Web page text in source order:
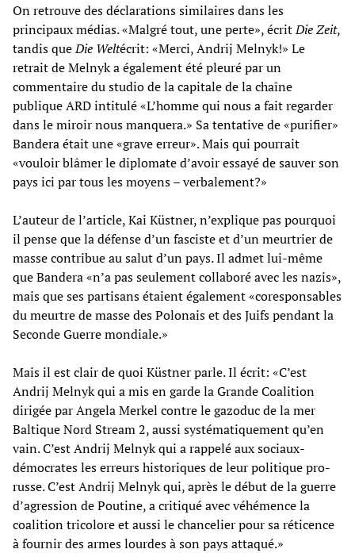
On retrouve des déclarations similaires dans les
principaux médias. «Malgré tout, une perte», écritDie Zeit,
tandis queDie Weltécrit: «Merci, Andrij Melnyk!» Le
retrait de Melnyk a également été pleuré par un
commentaire du studio de la capitale de la chaîne
publique ARD intitulé «L’homme qui nous a fait regarder
dans le miroir nous manquera.» Sa tentative de «purifier»
Bandera était une «grave erreur». Mais qui pourrait
«vouloir blâmer le diplomate d’avoir essayé de sauver son
pays ici par tous les moyens – verbalement?»
L’auteur de l’article, Kai Küstner, n’explique pas pourquoi
il pense que la défense d’un fasciste et d’un meurtrier de
masse contribue au salut d’un pays. Il admet lui-même
que Bandera «n’a pas seulement collaboré avec les nazis»,
mais que ses partisans étaient également «coresponsables
du meurtre de masse des Polonais et des Juifs pendant la
Seconde Guerre mondiale.»
Mais il est clair de quoi Küstner parle. Il écrit: «C’est
Andrij Melnyk qui a mis en garde la Grande Coalition
dirigée par Angela Merkel contre le gazoduc de la mer
Baltique Nord Stream 2, aussi systématiquement qu’en
vain. C’est Andrij Melnyk qui a rappelé aux sociaux-
démocrates les erreurs historiques de leur politique pro-
russe. C’est Andrij Melnyk qui, après le début de la guerre
d’agression de Poutine, a critiqué avec véhémence la
coalition tricolore et aussi le chancelier pour sa réticence
à fournir des armes lourdes à son pays attaqué.»